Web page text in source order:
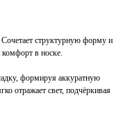
Сочетает структурную форму и
комфорт в носке.
формируя аккуратную
отражает свет, подчёркивая